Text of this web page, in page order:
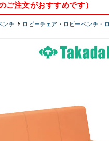
ご注文がおすすめです）
ンチ ロビーチェア・ロビーベンチ・